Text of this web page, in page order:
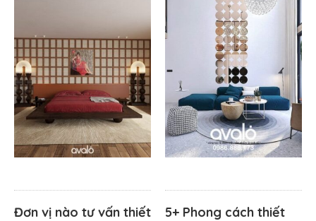
Đơn vị nào tư vấn thiết
5+ Phong cách thiết